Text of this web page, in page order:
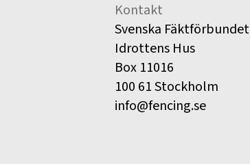
Kontakt
Svenska Fäktförbundet
Idrottens Hus
Box 11016
100 61 Stockholm
info@fencing.se